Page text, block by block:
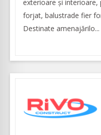
exterioare şi
forjat, balustrade fier
Destinate amenajărilo...